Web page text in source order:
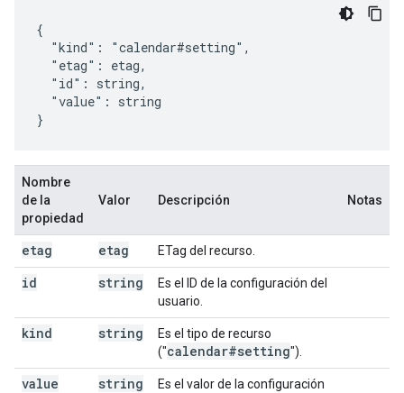
{
  "kind": "calendar#setting",
  "etag":
etag,
  "id":
string,
  "value":
string
}
Nombre
de la
propiedad
Valor Descripción Notas
etag etag ETag del recurso.
id string
Es el ID de la configuración del
usuario.
kind string
Es el tipo de recurso
("calendar#setting").
value string
Es el valor de la configuración